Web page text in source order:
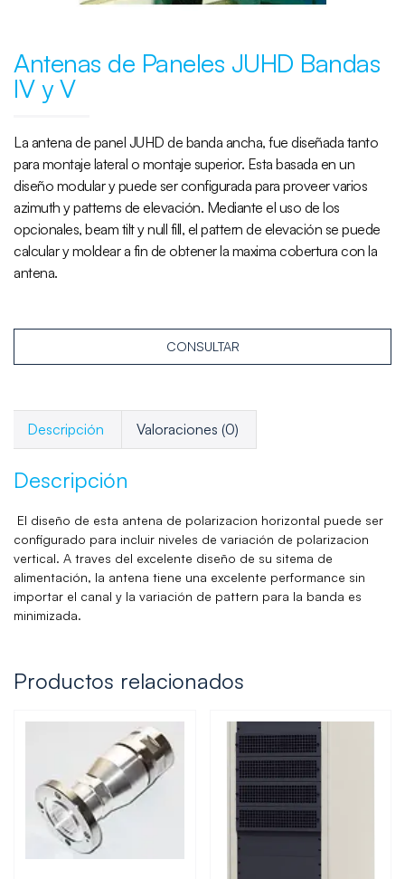
Antenas de Paneles JUHD Bandas
IV y V
La antena de panel JUHD de banda ancha, fue diseñada tanto
para montaje lateral o montaje superior. Esta basada en un
diseño modular y puede ser configurada para proveer varios
azimuth y patterns de elevación. Mediante el uso de los
opcionales, beam tilt y null fill, el pattern de elevación se puede
calcular y moldear a fin de obtener la maxima cobertura con la
antena.
CONSULTAR
Descripción Valoraciones (0)
Descripción
El diseño de esta antena de polarizacion horizontal puede ser
configurado para incluir niveles de variación de polarizacion
vertical. A traves del excelente diseño de su sitema de
alimentación, la antena tiene una excelente performance sin
importar el canal y la variación de pattern para la banda es
minimizada.
Productos relacionados